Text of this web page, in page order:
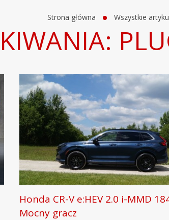
Strona główna Wszystkie
Honda CR-V e:HEV 2.0 i-MMD
Mocny gracz